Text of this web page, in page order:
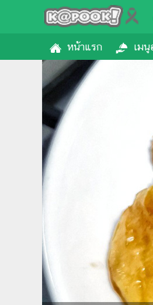
หน้าแรก เมนู